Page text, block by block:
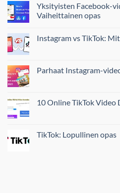
Yksityisten Facebook-
Vaiheittainen opas
Instagram vs TikTok:
Parhaat Instagram-
10 Online TikTok Video
TikTok: Lopullinen opas